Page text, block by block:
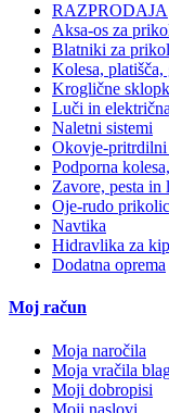
RAZPRODAJA
Aksa-os za
Blatniki za
Kolesa, platišča,
Kroglične
Luči in
Naletni sistemi
Okovje-pritrdilni
Podporna
Zavore, pesta in
Oje-rudo
Navtika
Hidravlika za
Dodatna oprema
Moj račun
Moja naročila
Moja vračila
Moji dobropisi
Moji naslovi